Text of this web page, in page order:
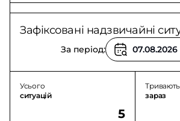
Зафіксовані надзвичайні
За період:
Усього
ситуацій
5
Тривають
зараз